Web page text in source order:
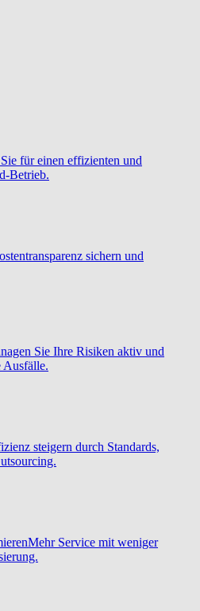
für einen effizienten und
Betrieb.
sichern und
Sie Ihre Risiken aktiv und
Ausfälle.
steigern durch Standards,
Mehr Service mit weniger